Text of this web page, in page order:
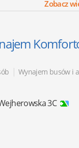
Zobacz
| Wynajem busów i
3C